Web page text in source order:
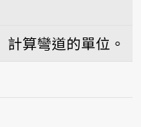
計算彎道的單位。